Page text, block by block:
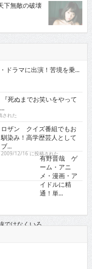
下無敵の破壊
ドラマに出演！苦境を乗...
いをやっていきたい！そ...
番組でもお馴染み！高学歴
された
有野晋哉 ゲーム・アニ
メ・漫画・アイドルに精
2017/5/16 に投稿された
ゴー☆ジャ
ス 『夢が叶
直線ではなく
いろ...